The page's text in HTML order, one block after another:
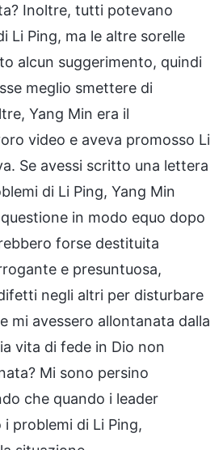
Inoltre, tutti potevano
Li Ping, ma le altre sorelle
alcun suggerimento, quindi
meglio smettere di
Yang Min era il
video e aveva promosso Li
Se avessi scritto una lettera
di Li Ping, Yang Min
in modo equo dopo
forse destituita
e presuntuosa,
negli altri per disturbare
mi avessero allontanata dalla
vita di fede in Dio non
Mi sono persino
che quando i leader
problemi di Li Ping,